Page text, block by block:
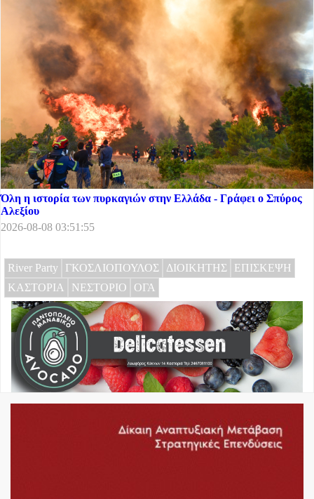
Όλη η ιστορία των πυρκαγιών στην Ελλάδα - Γράφει ο Σπύρος
Αλεξίου
2026-08-08 03:51:55
River Party ΓΚΟΣΛΙΟΠΟΥΛΟΣ ΔΙΟΙΚΗΤΗΣ
ΕΠΙΣΚΕΨΗ
ΚΑΣΤΟΡΙΑ
ΝΕΣΤΟΡΙΟ ΟΓΑ